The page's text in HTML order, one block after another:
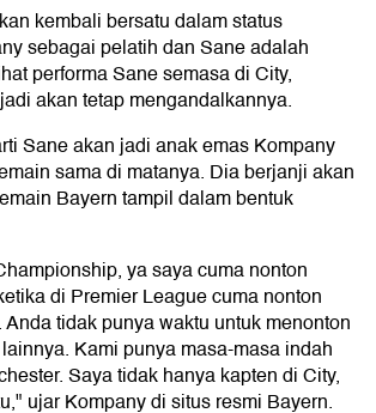
kembali bersatu dalam status
sebagai pelatih dan Sane adalah
performa Sane semasa di City,
akan tetap mengandalkannya.
Sane akan jadi anak emas Kompany
sama di matanya. Dia berjanji akan
Bayern tampil dalam bentuk
ya saya cuma nonton
di Premier League cuma nonton
tidak punya waktu untuk menonton
lainnya. Kami punya masa-masa indah
Saya tidak hanya kapten di City,
ujar Kompany di situs resmi Bayern.